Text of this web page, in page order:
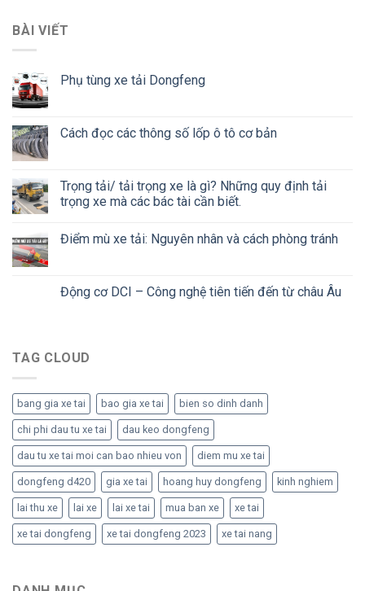
BÀI VIẾT
Phụ tùng xe tải Dongfeng
Cách đọc các thông số lốp ô tô cơ bản
Trọng tải/ tải trọng xe là gì? Những quy định tải
trọng xe mà các bác tài cần biết.
Điểm mù xe tải: Nguyên nhân và cách phòng tránh
Động cơ DCI – Công nghệ tiên tiến đến từ châu Âu
TAG CLOUD
bang gia xe tai bao gia xe tai bien so dinh danh
chi phi dau tu xe tai dau keo dongfeng
dau tu xe tai moi can bao nhieu von diem mu xe tai
dongfeng d420 gia xe tai hoang huy dongfeng kinh nghiem
lai thu xe lai xe lai xe tai mua ban xe xe tai
xe tai dongfeng xe tai dongfeng 2023 xe tai nang